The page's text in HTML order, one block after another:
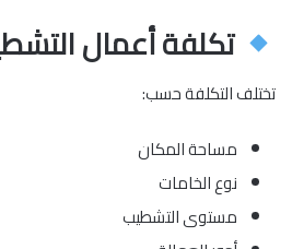
تكلفة أعمال
تختلف التكلفة حسب:
مساحة المكان
نوع الخامات
مستوى التشطيب